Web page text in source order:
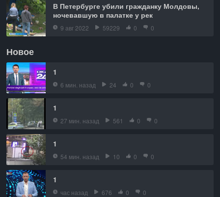
В Петербурге убили гражданку Молдовы,
ночевавшую в палатке у рек
9 авг 2022 59229 0 0
Новое
1
6 мин. назад 24 0 0
1
27 мин. назад 561 0 0
1
54 мин. назад 10 0 0
1
час назад 676 0 0